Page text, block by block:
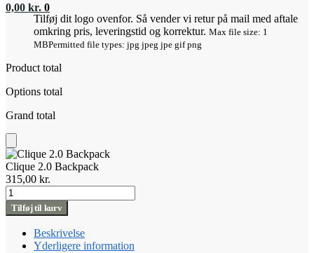
0,00 kr. 0
Tilføj dit logo ovenfor. Så vender vi retur på mail med aftale
omkring pris, leveringstid og korrektur. Max file size: 1
MBPermitted file types: jpg jpeg jpe gif png
Product total
Options total
Grand total
Tilføj
til
kurv
Clique 2.0 Backpack
315,00 kr.
Clique
2.0
Backpack
antal
Tilføj til kurv
Beskrivelse
Yderligere information